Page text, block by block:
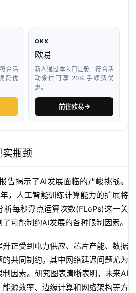
合活
费优
OKX
欧易
新人通过本入口注册，符合活
动条件可享 20% 手续费优
惠。
前往欧易→
实瓶颈
告揭示了AI发展面临的严峻挑战。
，人工智能训练计算能力的扩展将
析每秒浮点运算次数(FLoPs)这一关
可能制约AI发展的各种限制因素。
正受到电力供应、芯片产能、数据
共同制约。其中网络延迟问题尤为
因素。研究图表清晰表明，未来AI
源效率、边缘计算和网络架构等方